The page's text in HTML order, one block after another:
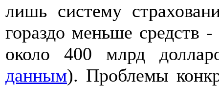
лишь систему
гораздо меньше средств
около 400 млрд
данным). Проблемы